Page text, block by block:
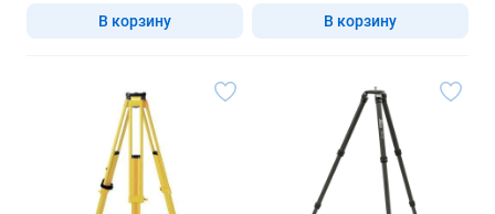
В корзину В корзину